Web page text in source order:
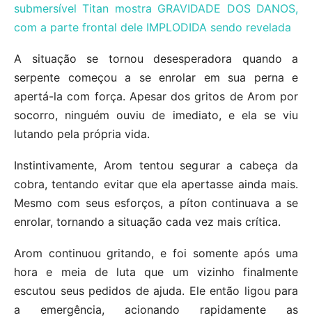
submersível Titan mostra GRAVIDADE DOS DANOS,
com a parte frontal dele IMPLODIDA sendo revelada
A situação se tornou desesperadora quando a
serpente começou a se enrolar em sua perna e
apertá-la com força. Apesar dos gritos de Arom por
socorro, ninguém ouviu de imediato, e ela se viu
lutando pela própria vida.
Instintivamente, Arom tentou segurar a cabeça da
cobra, tentando evitar que ela apertasse ainda mais.
Mesmo com seus esforços, a píton continuava a se
enrolar, tornando a situação cada vez mais crítica.
Arom continuou gritando, e foi somente após uma
hora e meia de luta que um vizinho finalmente
escutou seus pedidos de ajuda. Ele então ligou para
a emergência, acionando rapidamente as